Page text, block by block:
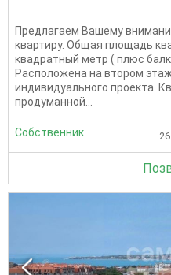
Предлагаем Вашему
квартиру. Общая площадь
квадратный метр ( плюс
Расположена на втором
индивидуального проекта.
продуманной...
Собственник